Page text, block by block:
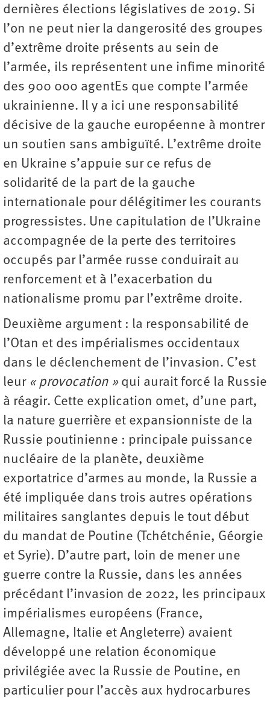
dernières élections législatives de 2019. Si
l’on ne peut nier la dangerosité des groupes
d’extrême droite présents au sein de
l’armée, ils représentent une infime minorité
des 900 000 agentEs que compte l’armée
ukrainienne. Il y a ici une responsabilité
décisive de la gauche européenne à montrer
un soutien sans ambiguïté. L’extrême droite
en Ukraine s’appuie sur ce refus de
solidarité de la part de la gauche
internationale pour délégitimer les courants
progressistes. Une capitulation de l’Ukraine
accompagnée de la perte des territoires
occupés par l’armée russe conduirait au
renforcement et à l’exacerbation du
nationalisme promu par l’extrême droite.
Deuxième argument : la ­responsabilité de
l’Otan et des impérialismes occidentaux
dans le déclenchement de l’invasion. C’est
leur « provocation » qui aurait forcé la Russie
à réagir. Cette explication omet, d’une part,
la nature guerrière et expansionniste de la
Russie poutinienne : principale puissance
nucléaire de la planète, deuxième
exportatrice d’armes au monde, la Russie a
été impliquée dans trois autres opérations
militaires sanglantes depuis le tout début
du mandat de Poutine (Tchétchénie, Géorgie
et Syrie). D’autre part, loin de mener une
guerre contre la Russie, dans les années
précédant l’invasion de 2022, les principaux
impérialismes européens (France,
Allemagne, Italie et Angleterre) avaient
développé une relation économique
privilégiée avec la Russie de Poutine, en
particulier pour l’accès aux hydrocarbures